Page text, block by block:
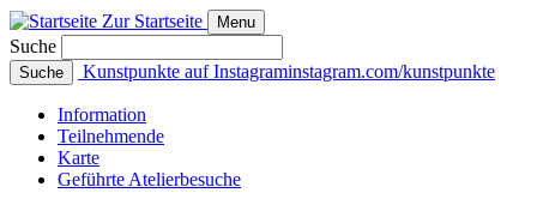
Zur Startseite Menu
Suche
Suche Kunstpunkte auf Instagraminstagram.com/kunstpunkte
Information
Teilnehmende
Karte
Geführte Atelierbesuche